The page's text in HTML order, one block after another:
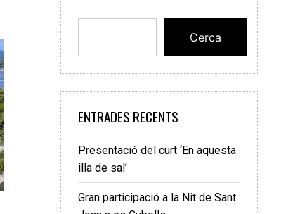
Cerca
ENTRADES RECENTS
Presentació del curt ‘En aquesta
illa de sal’
Gran participació a la Nit de Sant